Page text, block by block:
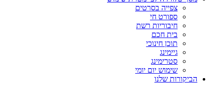
צפייה בסרטים
ספורט חי
חיבוריות רשת
בית חכם
תוכן חינוכי
גיימינג
סטרימינג
שימוש יום יומי
הביקורות שלנו